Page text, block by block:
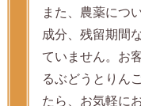
また、農薬につ
成分、残留期間
ていません。お
るぶどうとりん
たら、お気軽に